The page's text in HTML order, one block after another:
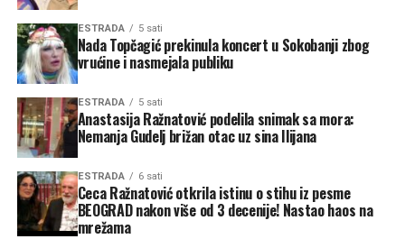
ESTRADA 5 sati
Nada Topčagić prekinula koncert u Sokobanji zbog
vrućine i nasmejala publiku
ESTRADA 5 sati
Anastasija Ražnatović podelila snimak sa mora:
Nemanja Gudelj brižan otac uz sina Ilijana
ESTRADA 6 sati
Ceca Ražnatović otkrila istinu o stihu iz pesme
BEOGRAD nakon više od 3 decenije! Nastao haos na
mrežama